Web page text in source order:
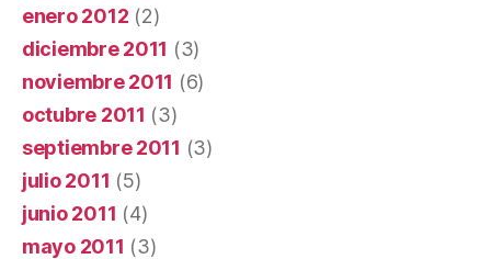
enero 2012 (2)
diciembre 2011 (3)
noviembre 2011 (6)
octubre 2011 (3)
septiembre 2011 (3)
julio 2011 (5)
junio 2011 (4)
mayo 2011 (3)